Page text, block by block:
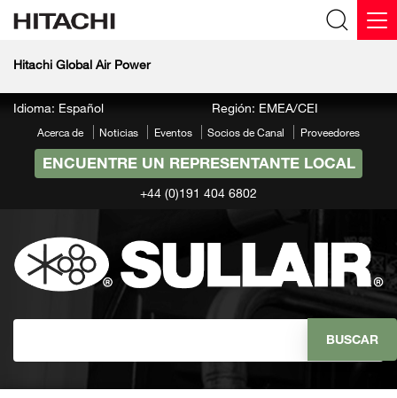
Hitachi Global Air Power
Idioma: Español Región: EMEA/CEI
Acerca de Noticias Eventos Socios de Canal Proveedores
ENCUENTRE UN REPRESENTANTE LOCAL
+44 (0)191 404 6802